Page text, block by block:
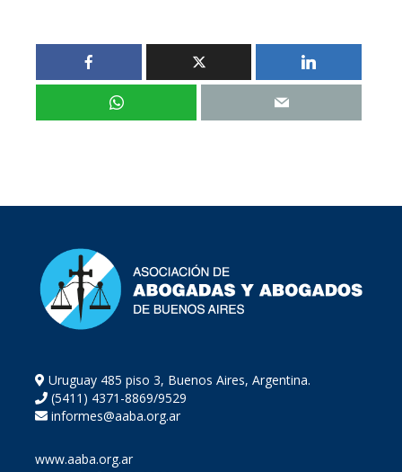
Uruguay 485 piso 3, Buenos Aires, Argentina.
(5411) 4371-8869/9529
informes@aaba.org.ar
www.aaba.org.ar